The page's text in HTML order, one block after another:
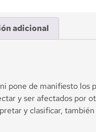
adicional
pone de manifiesto los
y ser afectados por
y clasificar,